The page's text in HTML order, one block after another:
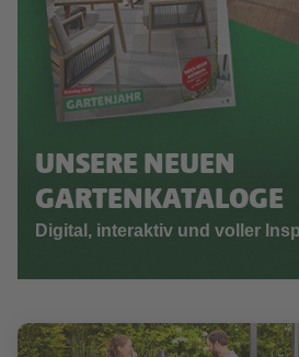
UNSERE NEUEN
GARTENKATALOGE
Digital, interaktiv und voller